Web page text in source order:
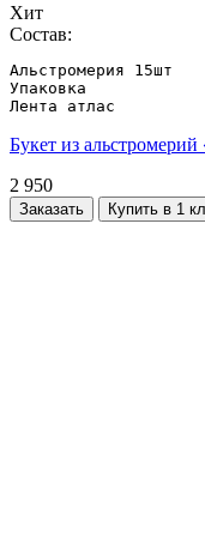
Хит
Состав:
Альстромерия 15шт
Упаковка
Лента атлас
Букет из
2 950
Заказать Купить в 1